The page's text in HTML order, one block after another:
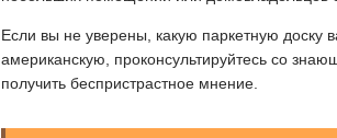
Если вы не уверены, какую паркетную доску
американскую, проконсультируйтесь со
получить беспристрастное мнение.